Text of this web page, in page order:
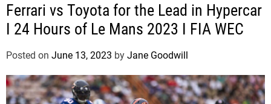
Ferrari vs Toyota for the Lead in Hypercar
I 24 Hours of Le Mans 2023 I FIA WEC
Posted on June 13, 2023 by Jane Goodwill